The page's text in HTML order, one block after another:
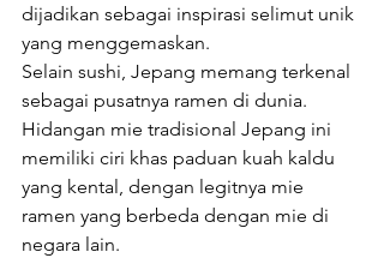
dijadikan sebagai inspirasi selimut unik
yang menggemaskan.
Selain sushi, Jepang memang terkenal
sebagai pusatnya ramen di dunia.
Hidangan mie tradisional Jepang ini
memiliki ciri khas paduan kuah kaldu
yang kental, dengan legitnya mie
ramen yang berbeda dengan mie di
negara lain.